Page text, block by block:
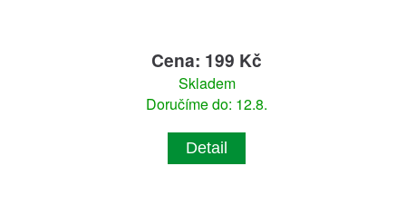
Cena: 199 Kč
Skladem
Doručíme do: 12.8.
Detail